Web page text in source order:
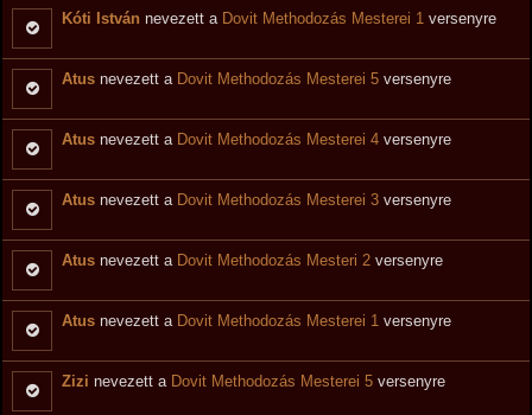
Kóti István nevezett a Dovit Methodozás Mesterei 1 versenyre
Atus nevezett a Dovit Methodozás Mesterei 5 versenyre
Atus nevezett a Dovit Methodozás Mesterei 4 versenyre
Atus nevezett a Dovit Methodozás Mesterei 3 versenyre
Atus nevezett a Dovit Methodozás Mesteri 2 versenyre
Atus nevezett a Dovit Methodozás Mesterei 1 versenyre
Zizi nevezett a Dovit Methodozás Mesterei 5 versenyre